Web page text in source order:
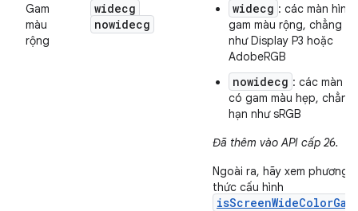
Gam
màu
rộng
widecg
nowidecg
widecg : các màn hình
gam màu rộng, chẳng
như Display P3 hoặc
AdobeRGB
nowidecg : các màn
có gam màu hẹp, chẳng
hạn như sRGB
Đã thêm vào API cấp 26.
Ngoài ra, hãy xem phương
thức cấu hình